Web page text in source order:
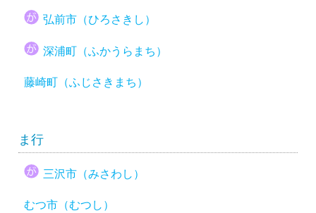
弘前市（ひろさきし）
深浦町（ふかうらまち）
藤崎町（ふじさきまち）
ま行
三沢市（みさわし）
むつ市（むつし）